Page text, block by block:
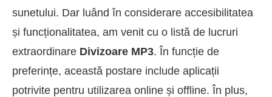
sunetului. Dar luând în considerare accesibilitatea
și funcționalitatea, am venit cu o listă de lucruri
extraordinare Divizoare MP3. În funcție de
preferințe, această postare include aplicații
potrivite pentru utilizarea online și offline. În plus,